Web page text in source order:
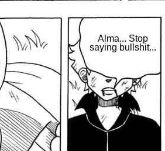
Alma... Stop
saying bullshit...